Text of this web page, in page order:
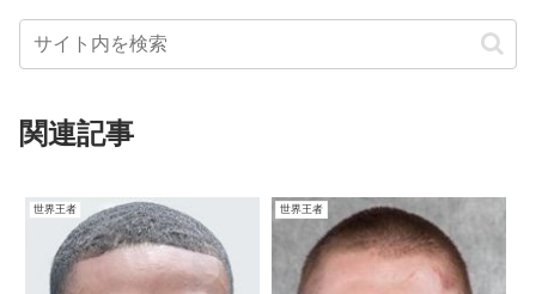
関連記事
世界王者 世界王者